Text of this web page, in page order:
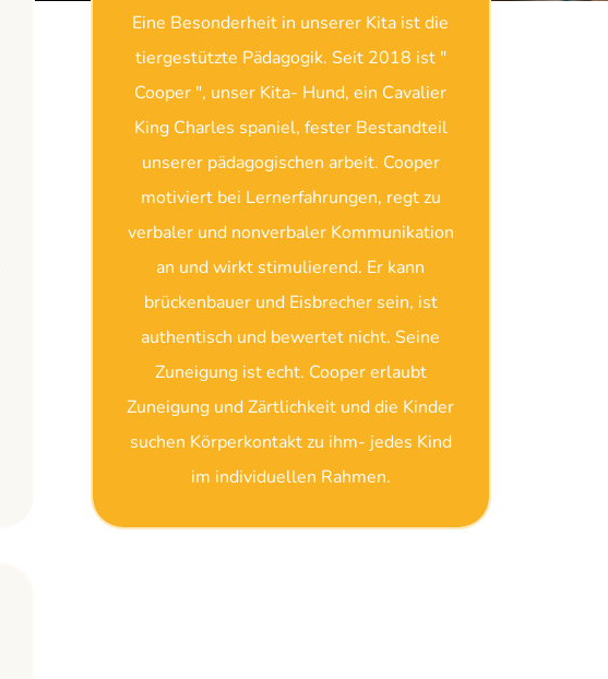
Eine Besonderheit in unserer Kita ist die
tiergestützte Pädagogik. Seit 2018 ist "
Cooper ", unser Kita- Hund, ein Cavalier
King Charles spaniel, fester Bestandteil
unserer pädagogischen arbeit. Cooper
motiviert bei Lernerfahrungen, regt zu
verbaler und nonverbaler Kommunikation
an und wirkt stimulierend. Er kann
brückenbauer und Eisbrecher sein, ist
authentisch und bewertet nicht. Seine
Zuneigung ist echt. Cooper erlaubt
Zuneigung und Zärtlichkeit und die Kinder
suchen Körperkontakt zu ihm- jedes Kind
im individuellen Rahmen.